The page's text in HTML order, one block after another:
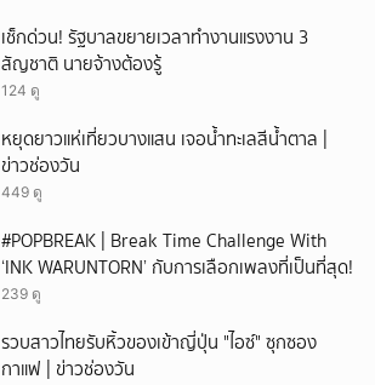
เช็กด่วน! รัฐบาลขยายเวลาทำงานแรงงาน 3
สัญชาติ นายจ้างต้องรู้
124 ดู
หยุดยาวแห่เที่ยวบางแสน เจอน้ำทะเลสีน้ำตาล |
ข่าวช่องวัน
449 ดู
#POPBREAK | Break Time Challenge With
‘INK WARUNTORN’ กับการเลือกเพลงที่เป็นที่สุด!
239 ดู
รวบสาวไทยรับหิ้วของเข้าญี่ปุ่น "ไอซ์" ซุกซอง
กาแฟ | ข่าวช่องวัน